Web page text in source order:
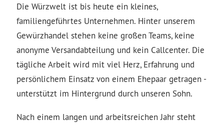
Die Würzwelt ist bis heute ein kleines,
familiengeführtes Unternehmen. Hinter unserem
Gewürzhandel stehen keine großen Teams, keine
anonyme Versandabteilung und kein Callcenter. Die
tägliche Arbeit wird mit viel Herz, Erfahrung und
persönlichem Einsatz von einem Ehepaar getragen -
unterstützt im Hintergrund durch unseren Sohn.
Nach einem langen und arbeitsreichen Jahr steht